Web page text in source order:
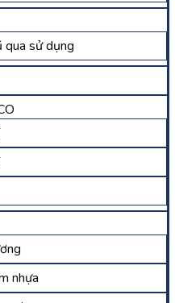
qua sử dụng
nhựa